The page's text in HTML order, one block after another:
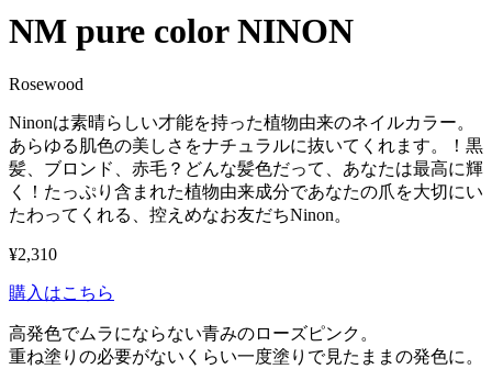
NM pure color NINON
Rosewood
Ninonは素晴らしい才能を持った植物由来のネイルカラー。
あらゆる肌色の美しさをナチュラルに抜いてくれます。！黒
髪、ブロンド、赤毛？どんな髪色だって、あなたは最高に輝
く！たっぷり含まれた植物由来成分であなたの爪を大切にい
たわってくれる、控えめなお友だちNinon。
¥2,310
購入はこちら
高発色でムラにならない青みのローズピンク。
重ね塗りの必要がないくらい一度塗りで見たままの発色に。